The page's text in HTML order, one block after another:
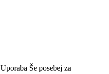
Uporaba Še posebej za